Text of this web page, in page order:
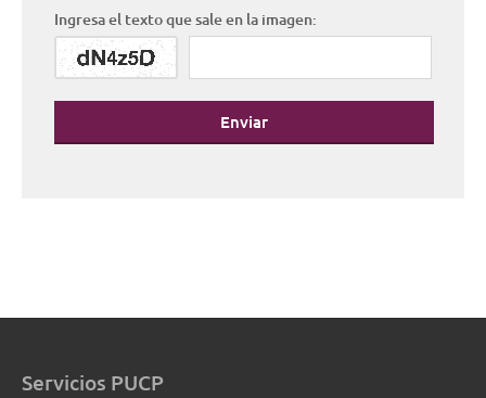
Ingresa el texto que sale en la imagen:
Enviar
Servicios PUCP